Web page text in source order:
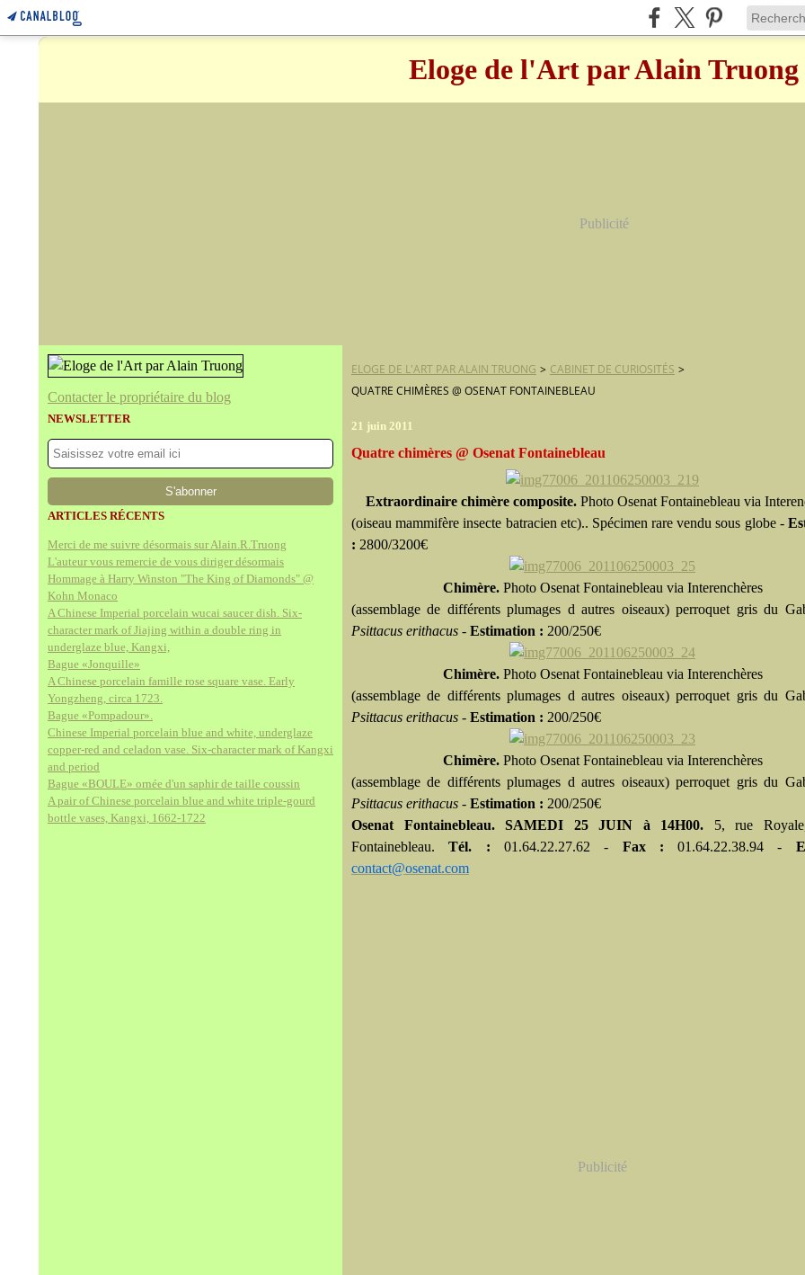
Eloge de l'Art par Alain Truong
Publicité
Contacter le propriétaire du blog
NEWSLETTER
ARTICLES RÉCENTS
Merci de me suivre désormais sur Alain.R.Truong
L'auteur vous remercie de vous diriger désormais
Hommage à Harry Winston "The King of Diamonds" @
Kohn Monaco
A Chinese Imperial porcelain wucai saucer dish. Six-
character mark of Jiajing within a double ring in
underglaze blue, Kangxi,
Bague «Jonquille»
A Chinese porcelain famille rose square vase. Early
Yongzheng, circa 1723.
Bague «Pompadour».
Chinese Imperial porcelain blue and white, underglaze
copper-red and celadon vase. Six-character mark of Kangxi
and period
Bague «BOULE» ornée d'un saphir de taille coussin
A pair of Chinese porcelain blue and white triple-gourd
bottle vases, Kangxi, 1662-1722
ELOGE DE L'ART PAR ALAIN TRUONG > CABINET DE CURIOSITÉS >
QUATRE CHIMÈRES @ OSENAT FONTAINEBLEAU
21 juin 2011
Quatre chimères @ Osenat Fontainebleau
Extraordinaire chimère composite. Photo Osenat Fontainebleau via
(oiseau mammifère insecte batracien etc).. Spécimen rare vendu sous globe -
: 2800/3200€
Chimère. Photo Osenat Fontainebleau via Interenchères
(assemblage de différents plumages d autres oiseaux) perroquet gris du
Psittacus erithacus - Estimation : 200/250€
Chimère. Photo Osenat Fontainebleau via Interenchères
(assemblage de différents plumages d autres oiseaux) perroquet gris du
Psittacus erithacus - Estimation : 200/250€
Chimère. Photo Osenat Fontainebleau via Interenchères
(assemblage de différents plumages d autres oiseaux) perroquet gris du
Psittacus erithacus - Estimation : 200/250€
Osenat Fontainebleau. SAMEDI 25 JUIN à 14H00. 5, rue
Fontainebleau.Tél. : 01.64.22.27.62 - Fax :01.64.22.38.94 -
contact@osenat.com
Publicité